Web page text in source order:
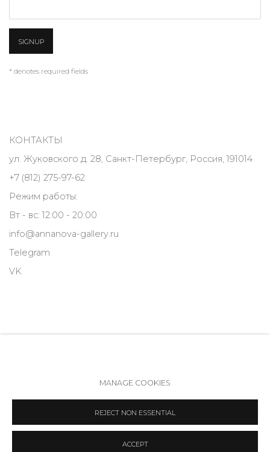
SIGNUP
* denotes required fields
КОНТАКТЫ
ул. Жуковского д. 28, Санкт-Петербург, Россия, 191014
+7 (812) 275-97-62
Режим работы:
Вт - вс: 12:00 - 20:00
info@annanova-gallery.ru
Telegram
VK
COPYRIGHT © 2026 ANNA NOVA GALLERY SITE BY ARTLOGIC
MANAGE COOKIES
REJECT NON ESSENTIAL
ACCEPT